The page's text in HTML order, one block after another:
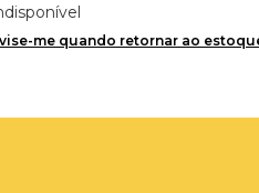
me quando retornar ao